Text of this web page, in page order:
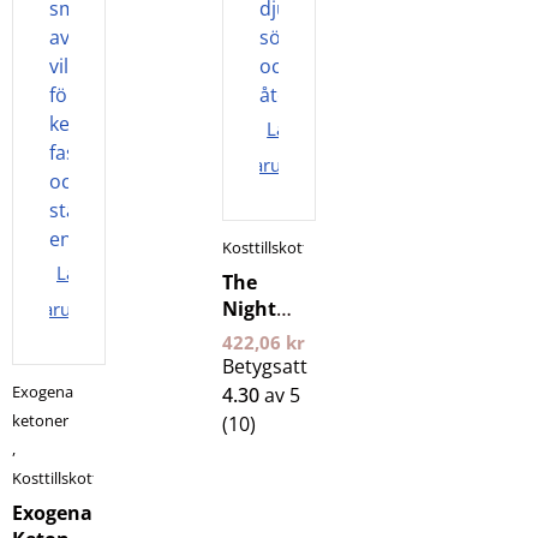
Lägg i
varukorgen
Exogena
ketoner
,
Kosttillskott
Exogena
Lägg i
varukorgen
Kosttillskott
The
Night
400 g 24
Edge
422,06 kr
Betygsatt
4.30av 5
(10)